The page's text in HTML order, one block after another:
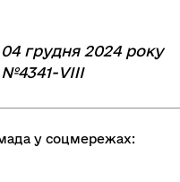
04 грудня 2024 року
№4341-VIII
у соцмережах: